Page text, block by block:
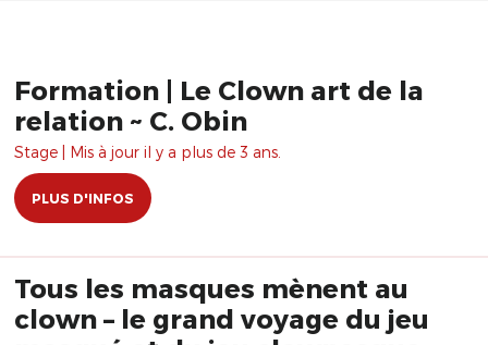
Formation | Le Clown art de la
relation ~ C. Obin
Stage | Mis à jour il y a plus de 3 ans.
PLUS D'INFOS
Tous les masques mènent au
clown – le grand voyage du jeu